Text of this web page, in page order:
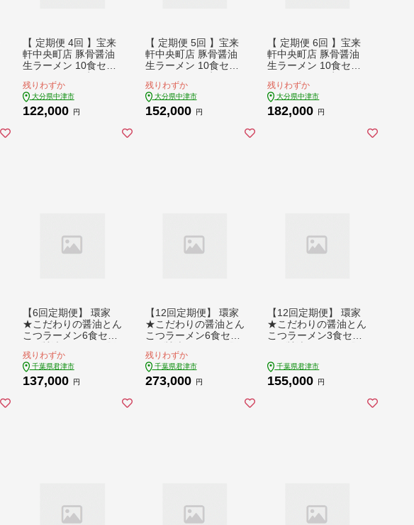
【 定期便 4回 】宝来
軒中央町店 豚骨醤油
生ラーメン 10食セッ
メン 豚骨 醤油 豚骨ラ
ーメン とんこつラー
メン 醤油ラーメン 自
残りわずか
大分県中津市
122,000 円
【 定期便 5回 】宝来
軒中央町店 豚骨醤油
生ラーメン 10食セッ
メン 豚骨 醤油 豚骨ラ
ーメン とんこつラー
メン 醤油ラーメン 自
残りわずか
大分県中津市
152,000 円
【 定期便 6回 】宝来
軒中央町店 豚骨醤油
生ラーメン 10食セッ
メン 豚骨 醤油 豚骨ラ
ーメン とんこつラー
メン 醤油ラーメン 自
残りわずか
大分県中津市
182,000 円
【6回定期便】 環家
★こだわりの醤油とん
こつラーメン6食セッ
骨 らーめん 家系 冷凍
ラーメン 行列 君津市
きみつ 千葉県 定期 定
残りわずか
千葉県君津市
137,000 円
【12回定期便】 環家
★こだわりの醤油とん
こつラーメン6食セッ
骨 らーめん 家系 冷凍
ラーメン 行列 君津市
きみつ 千葉県 定期 定
残りわずか
千葉県君津市
273,000 円
【12回定期便】 環家
★こだわりの醤油とん
こつラーメン3食セッ
ラーメン 行列 君津市
きみつ 千葉県 定期 定
千葉県君津市
155,000 円